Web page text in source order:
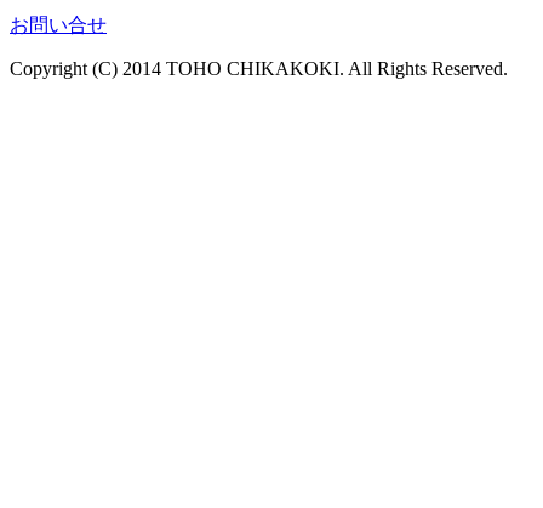
お問い合せ
Copyright (C) 2014 TOHO CHIKAKOKI. All Rights Reserved.